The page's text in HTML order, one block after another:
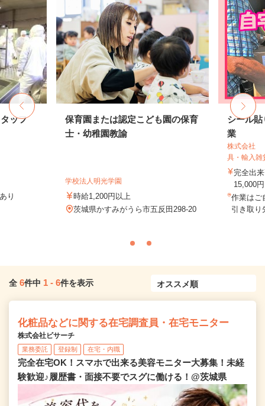
ッフ
り
保育園または認定こども園の保育
士・幼稚園教諭
学校法人明光学園
時給1,200円以上
茨城県かすみがうら市五反田298-20
シール
業
株式会社
具・輸入雑
完全出
15,000円
作業は
引き取
全 6件中 1 - 6件を表示
化粧品などに関する在宅調査員・在宅モニター
株式会社ビサーチ
業務委託 登録制 在宅・内職
完全在宅OK！スマホで出来る美容モニター大募集！未経
験歓迎♪履歴書・面接不要でスグに働ける！@茨城県